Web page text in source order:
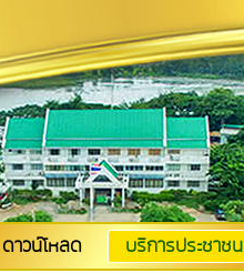
ดาวน์โหลด บริการประชาชน